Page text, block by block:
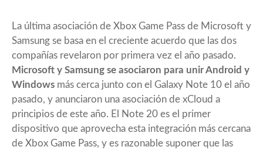
La última asociación de Xbox Game Pass de Microsoft y
Samsung se basa en el creciente acuerdo que las dos
compañías revelaron por primera vez el año pasado.
Microsoft y Samsung se asociaron para unir Android y
Windows más cerca junto con el Galaxy Note 10 el año
pasado, y anunciaron una asociación de xCloud a
principios de este año. El Note 20 es el primer
dispositivo que aprovecha esta integración más cercana
de Xbox Game Pass, y es razonable suponer que las